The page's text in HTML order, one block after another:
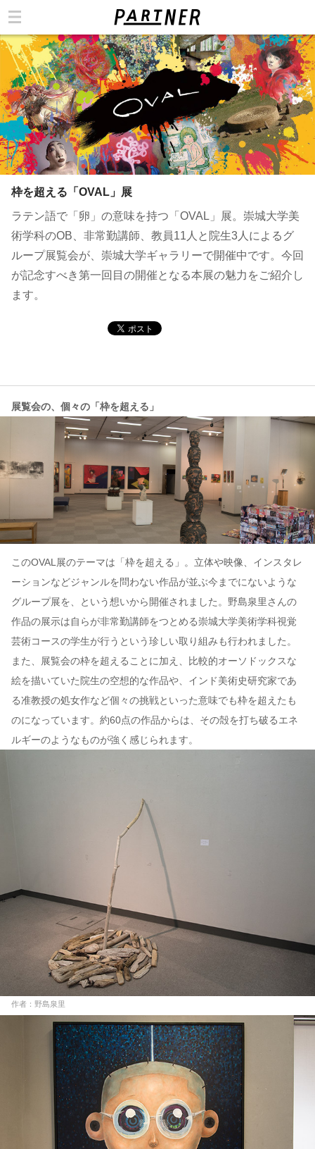
枠を超える「OVAL」展
ラテン語で「卵」の意味を持つ「OVAL」展。崇城大学美
術学科のOB、非常勤講師、教員11人と院生3人によるグ
ループ展覧会が、崇城大学ギャラリーで開催中です。今回
が記念すべき第一回目の開催となる本展の魅力をご紹介し
ます。
展覧会の、個々の「枠を超える」
このOVAL展のテーマは「枠を超える」。立体や映像、インスタレ
ーションなどジャンルを問わない作品が並ぶ今までにないような
グループ展を、という想いから開催されました。野島泉里さんの
作品の展示は自らが非常勤講師をつとめる崇城大学美術学科視覚
芸術コースの学生が行うという珍しい取り組みも行われました。
また、展覧会の枠を超えることに加え、比較的オーソドックスな
絵を描いていた院生の空想的な作品や、インド美術史研究家であ
る准教授の処女作など個々の挑戦といった意味でも枠を超えたも
のになっています。約60点の作品からは、その殻を打ち破るエネ
ルギーのようなものが強く感じられます。
作者：野島泉里
カテゴリ
お問い合わせ